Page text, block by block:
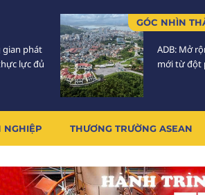
phát
lực đủ
GÓC NHÌN
ADB: Mở
mới từ đột
NGHIỆP THƯƠNG TRƯỜNG ASEAN